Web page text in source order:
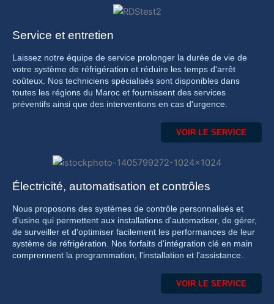
Service et entretien
Laissez notre équipe de service prolonger la durée de vie de
votre système de réfrigération et réduire les temps d'arrêt
coûteux. Nos techniciens spécialisés sont disponibles dans
toutes les régions du Maroc et fournissent des services
préventifs ainsi que des interventions en cas d'urgence.
VOIR LE SERVICE
Électricité, automatisation et contrôles
Nous proposons des systèmes de contrôle personnalisés et
d'usine qui permettent aux installations d'automatiser, de gérer,
de surveiller et d'optimiser facilement les performances de leur
système de réfrigération. Nos forfaits d'intégration clé en main
comprennent la programmation, l'installation et l'assistance.
VOIR LE SERVICE